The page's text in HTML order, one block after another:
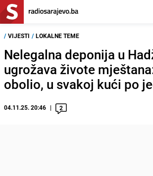
/ VIJESTI / LOKALNE TEME
Nelegalna deponija u
ugrožava živote
obolio, u svakoj kući po
04.11.25. 20:46 2